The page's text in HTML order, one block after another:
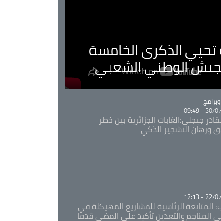
تحيي الذكرى الخامسة
الوطني الشعبي
30/07/
جيجلي:الغابات الجزائرية بين خطر
ورهان التشجير الذكي
22/07/
المتابعة الرئاسية للمشاريع المهيكلة في
المناجم والتعدين تأكيد على المضي قدما